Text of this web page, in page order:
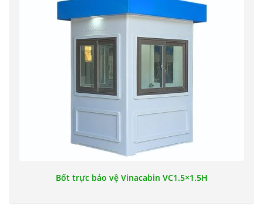
Bốt trực bảo vệ Vinacabin VC1.5×1.5H